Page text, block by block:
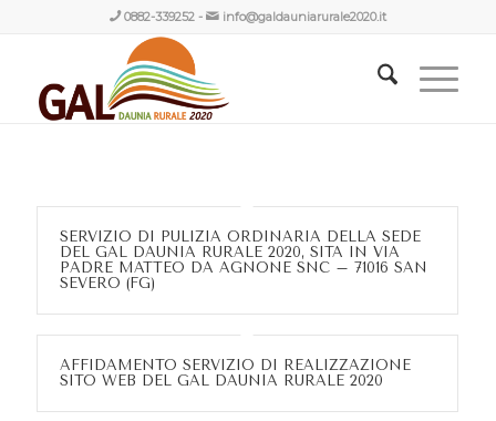
0882-339252- info@galdauniarurale2020.it
SERVIZIO DI PULIZIA ORDINARIA DELLA SEDE
DEL GAL DAUNIA RURALE 2020, SITA IN VIA
PADRE MATTEO DA AGNONE SNC – 71016 SAN
SEVERO (FG)
AFFIDAMENTO SERVIZIO DI REALIZZAZIONE
SITO WEB DEL GAL DAUNIA RURALE 2020